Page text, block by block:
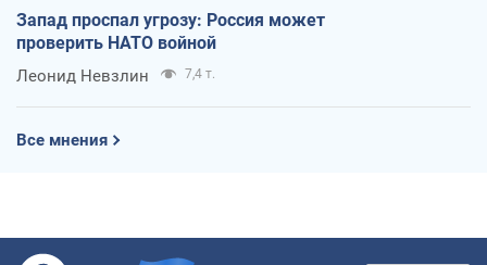
Запад проспал угрозу: Россия может
проверить НАТО войной
Леонид Невзлин 7,4 т.
Все мнения